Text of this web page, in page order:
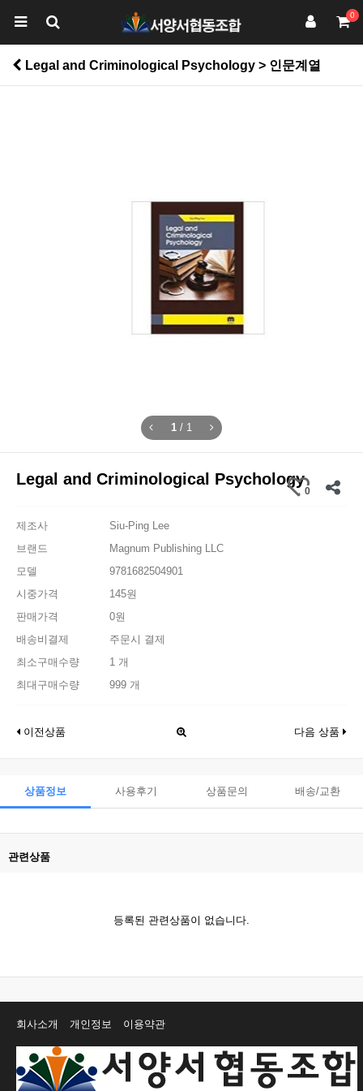
0
Legal and Criminological Psychology > 인문계열
1 / 1
Legal and Criminological Psychology
0
제조사
Siu-Ping Lee
브랜드
Magnum Publishing LLC
모델
9781682504901
시중가격
145원
판매가격
0원
배송비결제
주문시 결제
최소구매수량
1 개
최대구매수량
999 개
이전상품 다음 상품
상품정보 사용후기 상품문의 배송/교환
관련상품
등록된 관련상품이 없습니다.
회사소개 개인정보 이용약관